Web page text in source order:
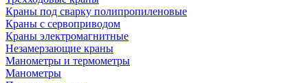
Краны под сварку полипропиленовые
Краны с сервоприводом
Краны электромагнитные
Незамерзающие краны
Манометры и термометры
Манометры